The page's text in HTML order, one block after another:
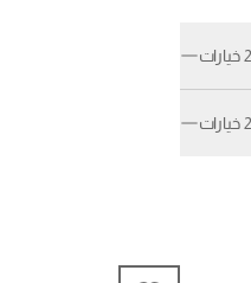
2 خيارات
2 خيارات